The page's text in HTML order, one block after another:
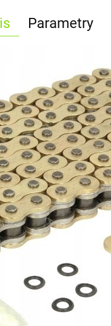
Parametry